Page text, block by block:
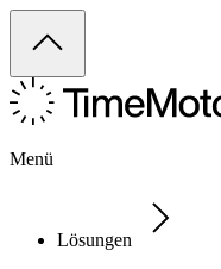
Menü
Lösungen